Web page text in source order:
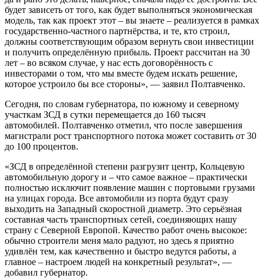
будет зависеть от того, как будет выполняться экономическая
модель, так как проект этот – вы знаете – реализуется в рамках
государственно-частного партнёрства, и те, кто строил,
должны соответствующим образом вернуть свои инвестиции
и получить определённую прибыль. Проект рассчитан на 30
лет – во всяком случае, у нас есть договорённость с
инвесторами о том, что мы вместе будем искать решение,
которое устроило бы все стороны», — заявил Полтавченко.
Сегодня, по словам губернатора, по южному и северному
участкам ЗСД в сутки перемещается до 160 тысяч
автомобилей. Полтавченко отметил, что после завершения
магистрали рост транспортного потока может составить от 30
до 100 процентов.
«ЗСД в определённой степени разгрузит центр, Кольцевую
автомобильную дорогу и – что самое важное – практически
полностью исключит появление машин с портовыми грузами
на улицах города. Все автомобили из порта будут сразу
выходить на Западный скоростной диаметр. Это серьёзная
составная часть транспортных сетей, соединяющих нашу
страну с Северной Европой. Качество работ очень высокое:
обычно строители меня мало радуют, но здесь я приятно
удивлён тем, как качественно и быстро ведутся работы, а
главное – настроем людей на конкретный результат», —
добавил губернатор.